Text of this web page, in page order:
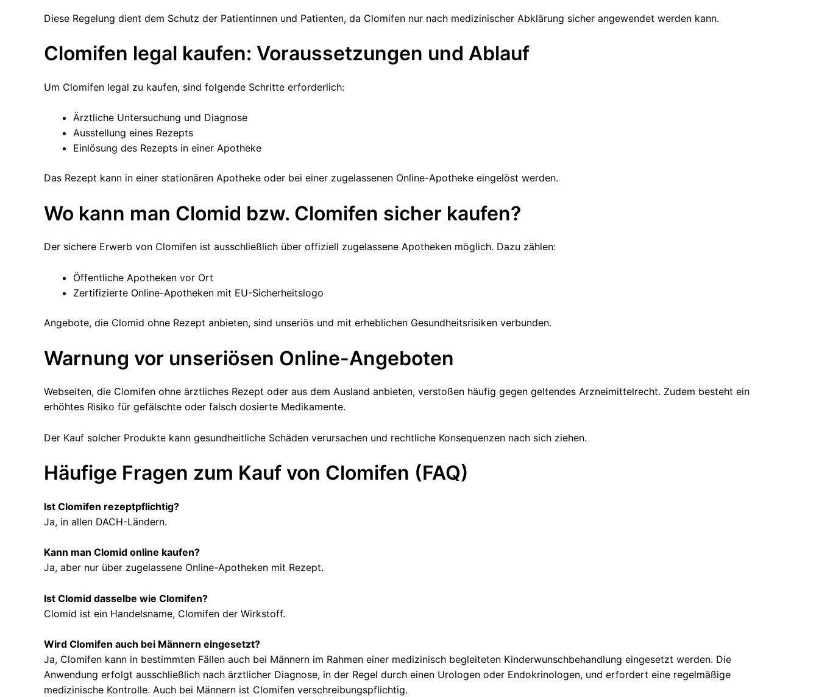
Diese Regelung dient dem Schutz der Patientinnen und Patienten, da Clomifen nur nach medizinischer Abklärung sicher angewendet werden kann.
Clomifen legal kaufen: Voraussetzungen und Ablauf
Um Clomifen legal zu kaufen, sind folgende Schritte erforderlich:
Ärztliche Untersuchung und Diagnose
Ausstellung eines Rezepts
Einlösung des Rezepts in einer Apotheke
Das Rezept kann in einer stationären Apotheke oder bei einer zugelassenen Online-Apotheke eingelöst werden.
Wo kann man Clomid bzw. Clomifen sicher kaufen?
Der sichere Erwerb von Clomifen ist ausschließlich über offiziell zugelassene Apotheken möglich. Dazu zählen:
Öffentliche Apotheken vor Ort
Zertifizierte Online-Apotheken mit EU-Sicherheitslogo
Angebote, die Clomid ohne Rezept anbieten, sind unseriös und mit erheblichen Gesundheitsrisiken verbunden.
Warnung vor unseriösen Online-Angeboten
Webseiten, die Clomifen ohne ärztliches Rezept oder aus dem Ausland anbieten, verstoßen häufig gegen geltendes Arzneimittelrecht. Zudem besteht ein
erhöhtes Risiko für gefälschte oder falsch dosierte Medikamente.
Der Kauf solcher Produkte kann gesundheitliche Schäden verursachen und rechtliche Konsequenzen nach sich ziehen.
Häufige Fragen zum Kauf von Clomifen (FAQ)
Ist Clomifen rezeptpflichtig?
Ja, in allen DACH-Ländern.
Kann man Clomid online kaufen?
Ja, aber nur über zugelassene Online-Apotheken mit Rezept.
Ist Clomid dasselbe wie Clomifen?
Clomid ist ein Handelsname, Clomifen der Wirkstoff.
Wird Clomifen auch bei Männern eingesetzt?
Ja, Clomifen kann in bestimmten Fällen auch bei Männern im Rahmen einer medizinisch begleiteten Kinderwunschbehandlung eingesetzt werden. Die
Anwendung erfolgt ausschließlich nach ärztlicher Diagnose, in der Regel durch einen Urologen oder Endokrinologen, und erfordert eine regelmäßige
medizinische Kontrolle. Auch bei Männern ist Clomifen verschreibungspflichtig.